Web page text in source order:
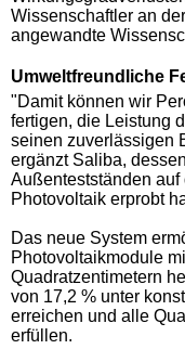
Wissenschaftler an
angewandte
Umweltfreundliche
"Damit können wir
fertigen, die Leistung
seinen zuverlässigen
ergänzt Saliba,
Außentestständen auf
Photovoltaik erprobt
Das neue System
Photovoltaikmodule
Quadratzentimetern
von 17,2 % unter
erreichen und alle
erfüllen.